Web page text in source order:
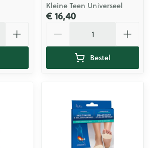
Kleine Teen Universeel
€ 16,40
Bestel